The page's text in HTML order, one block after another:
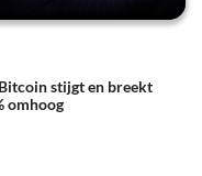
stijgt en breekt
omhoog